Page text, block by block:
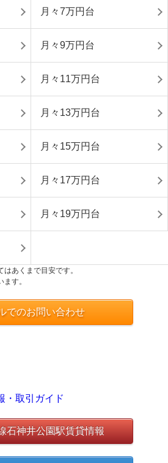
月々7万円台
月々9万円台
月々11万円台
月々13万円台
月々15万円台
月々17万円台
月々19万円台
あくまで目安です。
す。
でのお問い合わせ
石神井公園駅賃貸情報